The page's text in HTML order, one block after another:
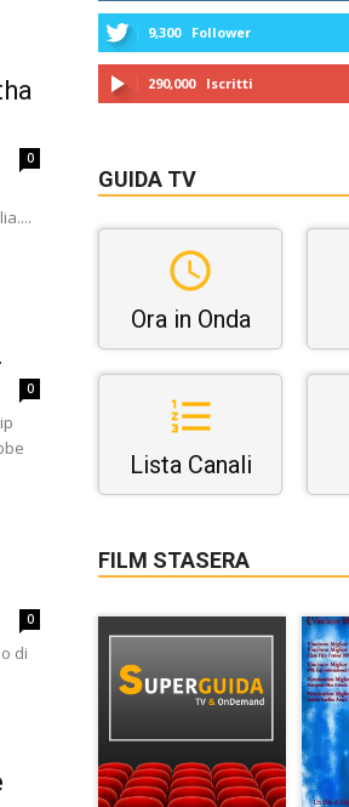
0
0
0
di
9,300 Follower
290,000 Iscritti
GUIDA TV
Ora in Onda
Lista Canali
FILM STASERA